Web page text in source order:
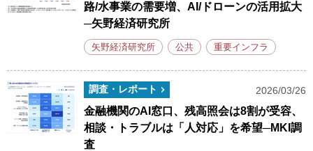
路/水事業の需要増、AI/ドローンの活用拡大
─矢野経済研究所
矢野経済研究所 公共 重要インフラ
調査・レポート 2026/03/26
金融機関のAI窓口、残高照会は8割が受容、
相談・トラブルは「人対応」を希望─MKI調
査